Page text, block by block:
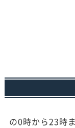
の0時から23時